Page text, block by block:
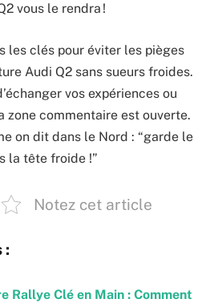
vous le rendra !
les clés pour éviter les pièges
Audi Q2 sans sueurs froides.
vos expériences ou
zone commentaire est ouverte.
on dit dans le Nord : “garde le
la tête froide !”
Notez cet article
:
Rallye Clé en Main : Comment